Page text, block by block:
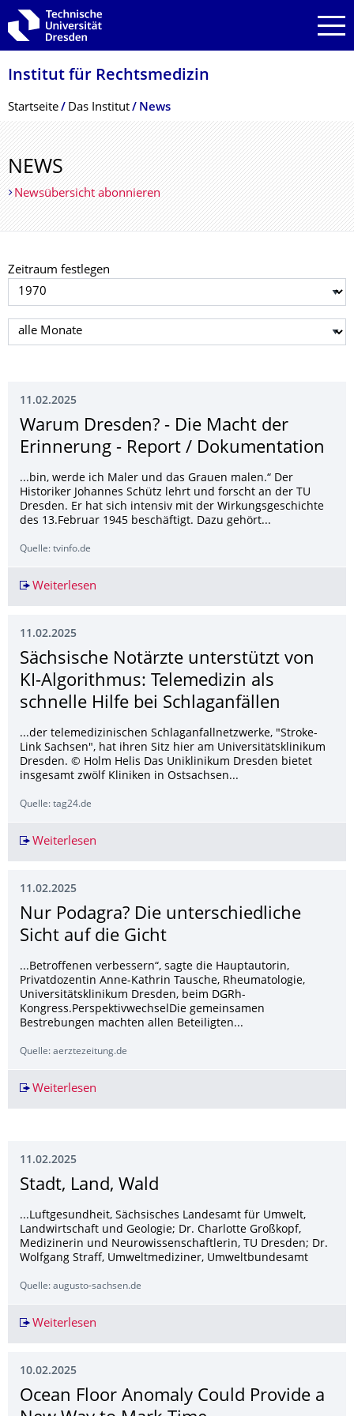
Zur Hauptnavigation springen
Zur Suche springen
Zum Inhalt springen
Institut für Rechtsmedizin
Breadcrumb-Menü
Startseite Das Institut News
NEWS
Newsübersicht abonnieren
Zeitraum festlegen
Jahr auswählen
Monat auswählen
11.02.2025
Warum Dresden? - Die Macht der
Erinnerung - Report / Dokumentation
...bin, werde ich Maler und das Grauen malen.“ Der
Historiker Johannes Schütz lehrt und forscht an der TU
Dresden. Er hat sich intensiv mit der Wirkungsgeschichte
des 13.Februar 1945 beschäftigt. Dazu gehört...
Quelle: tvinfo.de
Weiterlesen
11.02.2025
Sächsische Notärzte unterstützt von
KI-Algorithmus: Telemedizin als
schnelle Hilfe bei Schlaganfällen
...der telemedizinischen Schlaganfallnetzwerke, "Stroke-
Link Sachsen", hat ihren Sitz hier am Universitätsklinikum
Dresden. © Holm Helis Das Uniklinikum Dresden bietet
insgesamt zwölf Kliniken in Ostsachsen...
Quelle: tag24.de
Weiterlesen
11.02.2025
Nur Podagra? Die unterschiedliche
Sicht auf die Gicht
...Betroffenen verbessern“, sagte die Hauptautorin,
Privatdozentin Anne-Kathrin Tausche, Rheumatologie,
Universitätsklinikum Dresden, beim DGRh-
Kongress.PerspektivwechselDie gemeinsamen
Bestrebungen machten allen Beteiligten...
Quelle: aerztezeitung.de
Weiterlesen
11.02.2025
Stadt, Land, Wald
...Luftgesundheit, Sächsisches Landesamt für Umwelt,
Landwirtschaft und Geologie; Dr. Charlotte Großkopf,
Medizinerin und Neurowissenschaftlerin, TU Dresden; Dr.
Wolfgang Straff, Umweltmediziner, Umweltbundesamt
Quelle: augusto-sachsen.de
Weiterlesen
10.02.2025
Ocean Floor Anomaly Could Provide a